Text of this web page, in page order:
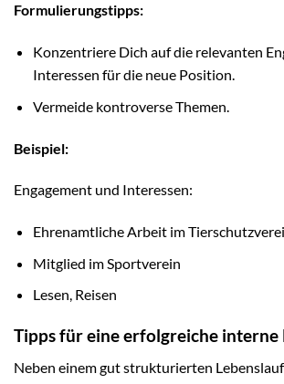
Formulierungstipps:
Konzentriere Dich auf die relevanten
Interessen für die neue Position.
Vermeide kontroverse Themen.
Beispiel:
Engagement und Interessen:
Ehrenamtliche Arbeit im
Mitglied im Sportverein
Lesen, Reisen
Tipps für eine erfolgreiche interne
Neben einem gut strukturierten